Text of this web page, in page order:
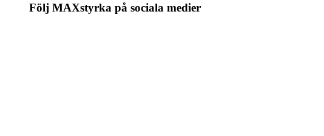
Följ MAXstyrka på sociala medier